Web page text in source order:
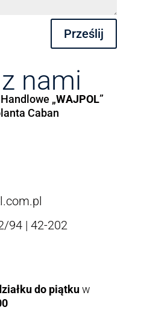
Prześlij
z nami
„WAJPOL”
Caban
94 | 42-202
do piątkuw